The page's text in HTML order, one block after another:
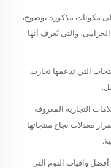
مكونات مذكورة بوضوح،
والتي يُعرف أنها
التي تدعمها تجارب
التجارية المعروفة
معدلات نجاح منتجاتها
واقيات النوم التي